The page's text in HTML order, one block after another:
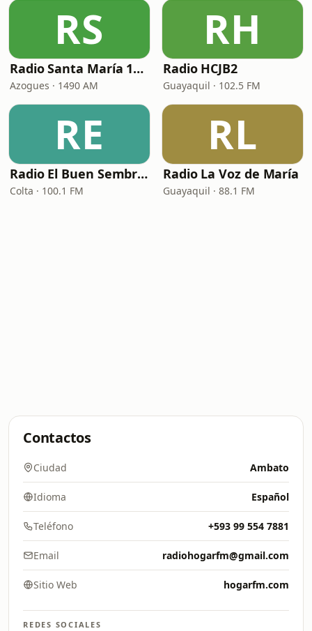
RS
Radio Santa María 1490 AM
Azogues · 1490 AM
RH
Radio HCJB2
Guayaquil · 102.5 FM
RE
Radio El Buen Sembrador
Colta · 100.1 FM
RL
Radio La Voz de María
Guayaquil · 88.1 FM
Contactos
Ciudad Ambato
Idioma Español
Teléfono +593 99 554 7881
Email radiohogarfm@gmail.com
Sitio Web hogarfm.com
REDES SOCIALES